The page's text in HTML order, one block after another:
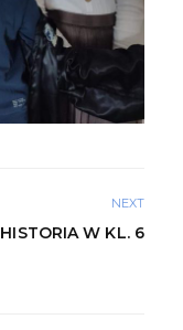
NEXT
HISTORIA W KL. 6